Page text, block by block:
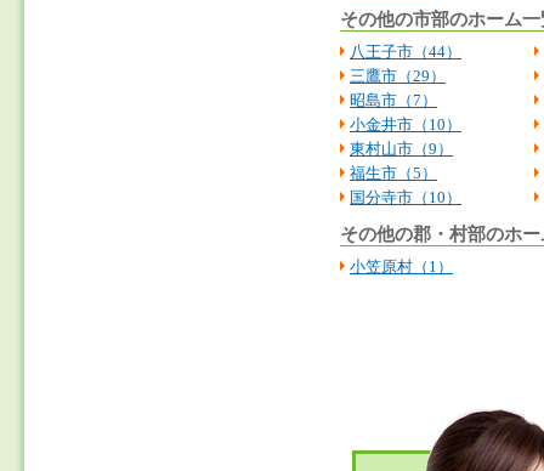
その他の市部のホーム
八王子市（44）
三鷹市（29）
昭島市（7）
小金井市（10）
東村山市（9）
福生市（5）
国分寺市（10）
その他の郡・村部のホ
小笠原村（1）